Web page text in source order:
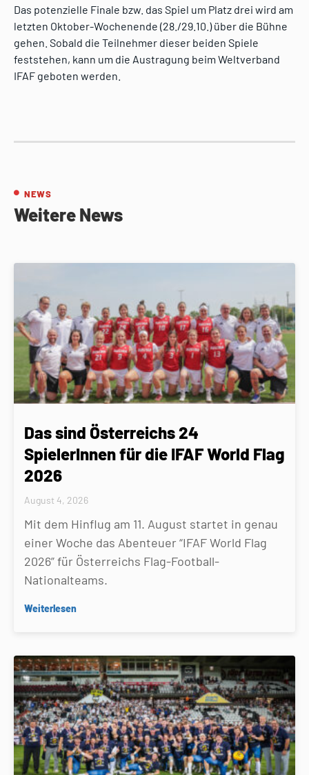
Das potenzielle Finale bzw. das Spiel um Platz drei wird am
letzten Oktober-Wochenende (28./29.10.) über die Bühne
gehen. Sobald die Teilnehmer dieser beiden Spiele
feststehen, kann um die Austragung beim Weltverband
IFAF geboten werden.
NEWS
Weitere News
Das sind Österreichs 24
SpielerInnen für die IFAF World Flag
2026
August 4, 2026
Mit dem Hinflug am 11. August startet in genau
einer Woche das Abenteuer “IFAF World Flag
2026” für Österreichs Flag-Football-
Nationalteams.
Weiterlesen